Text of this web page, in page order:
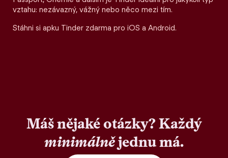
vztahu: nezávazný, vážný nebo něco mezi tím.
Stáhni si apku Tinder zdarma pro iOS a Android.
Máš nějaké otázky? Každý
minimálnějednu má.